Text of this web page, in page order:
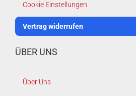
Cookie Einstellungen
Vertrag widerrufen
ÜBER UNS
Über Uns